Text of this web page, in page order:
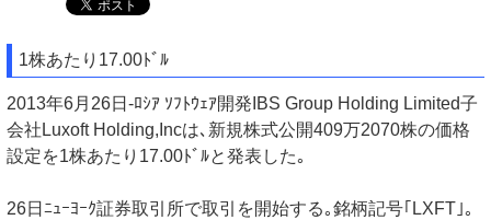
1株あたり17.00ﾄﾞﾙ
2013年6月26日-ﾛｼｱ ｿﾌﾄｳｪｱ開発IBS Group Holding Limited子
会社Luxoft Holding,Incは､新規株式公開409万2070株の価格
設定を1株あたり17.00ﾄﾞﾙと発表した｡
26日ﾆｭｰﾖｰｸ証券取引所で取引を開始する｡銘柄記号｢LXFT｣｡